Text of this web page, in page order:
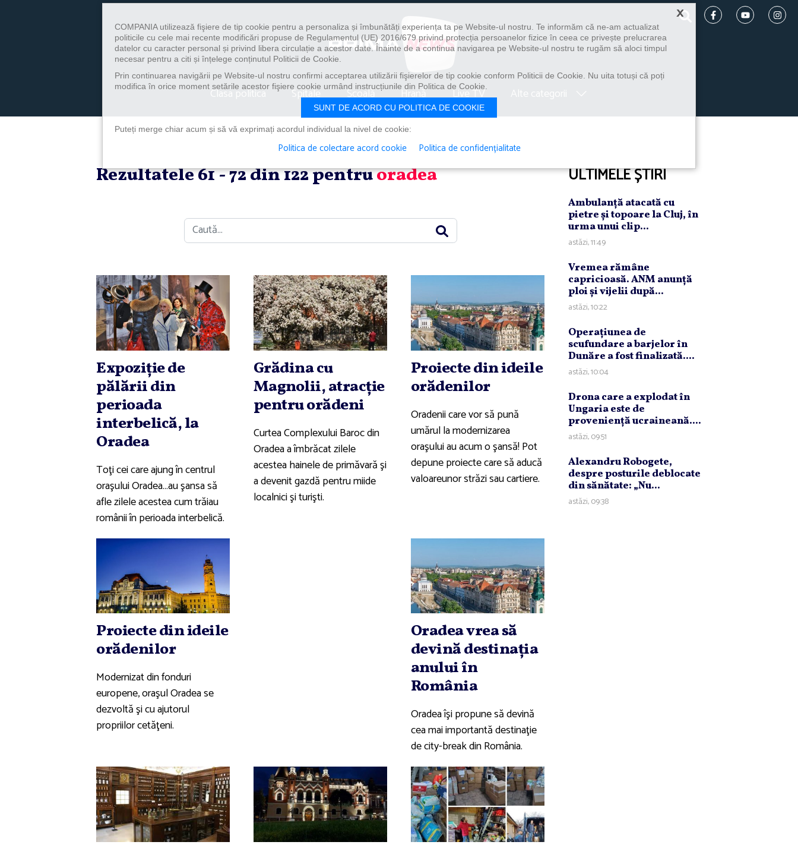
Clasa politica Spitale Școală Hrană Live TV
Rezultatele 61 - 72 din 122 pentruoradea
Caută
Expoziţie de
pălării din
perioada
interbelică, la
Oradea
Toţi cei care ajung în centrul
oraşului Oradea…au şansa să
afle zilele acestea cum trăiau
românii în perioada interbelică.
Grădina cu
Magnolii, atracţie
pentru orădeni
Curtea Complexului Baroc din
Oradea a îmbrăcat zilele
acestea hainele de primăvară şi
a devenit gazdă pentru miide
localnici şi turişti.
Proiecte din ideile
orădenilor
Oradenii care vor să pună
umărul la modernizarea
oraşului au acum o şansă! Pot
depune proiecte care să aducă
valoareunor străzi sau cartiere.
Proiecte din ideile
orădenilor
Modernizat din fonduri
europene, oraşul Oradea se
dezvoltă şi cu ajutorul
propriilor cetăţeni.
Oradea vrea să
devină destinaţia
anului în
România
Oradea îşi propune să devină
cea mai importantă destinaţie
de city-break din România.
ULTIMELE ȘTIRI
Ambulanţă atacată cu
pietre şi topoare la Cluj, în
urma unui clip...
astăzi, 11:49
Vremea rămâne
capricioasă. ANM anunţă
ploi şi vijelii după...
astăzi, 10:22
Operaţiunea de
scufundare a barjelor în
Dunăre a fost finalizată....
astăzi, 10:04
Drona care a explodat în
Ungaria este de
provenienţă ucraineană....
astăzi, 09:51
Alexandru Robogete,
despre posturile deblocate
din sănătate: „Nu...
astăzi, 09:38
×
COMPANIA utilizează fişiere de tip cookie pentru a personaliza și îmbunătăți experiența ta pe Website-ul nostru. Te informăm că ne-am actualizat
politicile cu cele mai recente modificări propuse de Regulamentul (UE) 2016/679 privind protecția persoanelor fizice în ceea ce privește prelucrarea
datelor cu caracter personal și privind libera circulație a acestor date. Înainte de a continua navigarea pe Website-ul nostru te rugăm să aloci timpul
necesar pentru a citi și înțelege conținutul Politicii de Cookie.
Prin continuarea navigării pe Website-ul nostru confirmi acceptarea utilizării fişierelor de tip cookie conform Politicii de Cookie. Nu uita totuși că poți
modifica în orice moment setările acestor fişiere cookie urmând instrucțiunile din Politica de Cookie.
SUNT DE ACORD CU POLITICA DE COOKIE
Puteți merge chiar acum și să vă exprimați acordul individual la nivel de cookie:
Politica de colectare acord cookie Politica de confidențialitate